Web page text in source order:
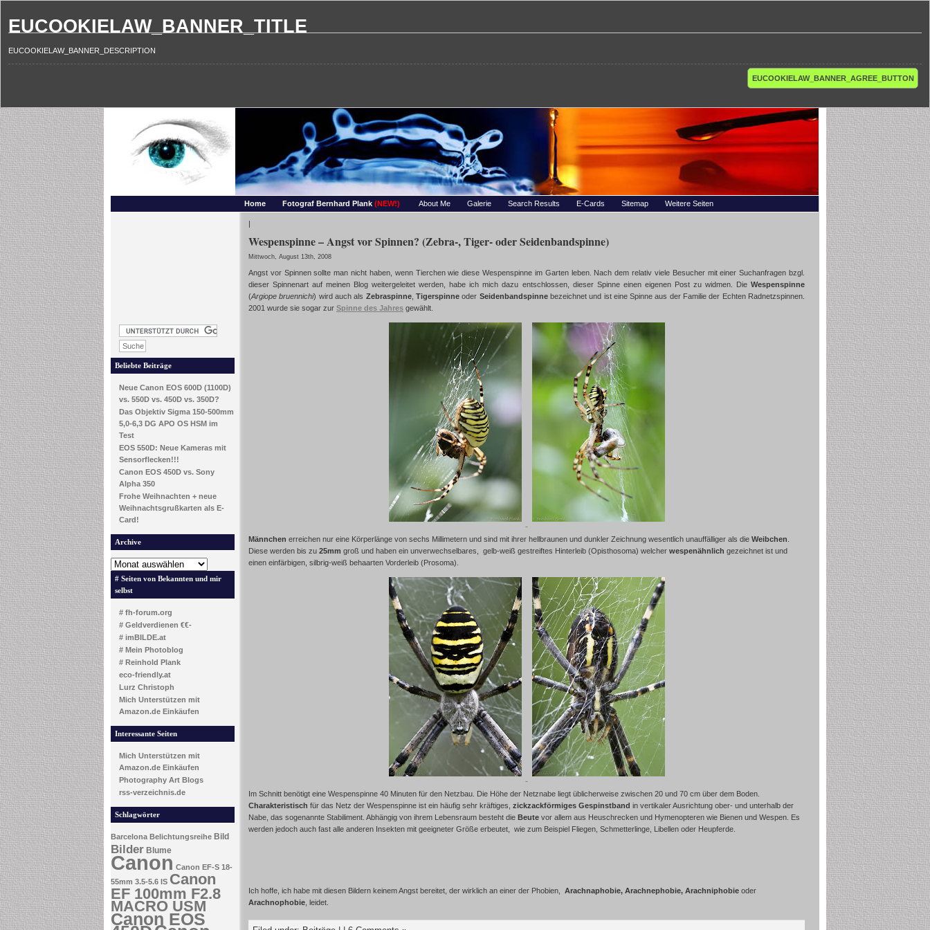
EUCOOKIELAW_BANNER_TITLE
EUCOOKIELAW_BANNER_DESCRIPTION
EUCOOKIELAW_BANNER_AGREE_BUTTON
Home Fotograf Bernhard Plank (NEW!) About Me Galerie Search Results E-Cards Sitemap Weitere Seiten
Beliebte Beiträge
Neue Canon EOS 600D (1100D)
vs. 550D vs. 450D vs. 350D?
Das Objektiv Sigma 150-500mm
5,0-6,3 DG APO OS HSM im
Test
EOS 550D: Neue Kameras mit
Sensorflecken!!!
Canon EOS 450D vs. Sony
Alpha 350
Frohe Weihnachten + neue
Weihnachtsgrußkarten als E-
Card!
Archive
# Seiten von Bekannten und mir
selbst
# fh-forum.org
# Geldverdienen €€-
# imBILDE.at
# Mein Photoblog
# Reinhold Plank
eco-friendly.at
Lurz Christoph
Mich Unterstützen mit
Amazon.de Einkäufen
Interessante Seiten
Mich Unterstützen mit
Amazon.de Einkäufen
Photography Art Blogs
rss-verzeichnis.de
Schlagwörter
Barcelona Belichtungsreihe Bild
Bilder Blume
Canon Canon EF-S 18-
55mm 3.5-5.6 IS Canon
EF 100mm F2.8
MACRO USM
Canon EOS
|
Wespenspinne – Angst vor Spinnen? (Zebra-, Tiger- oder Seidenbandspinne)
Mittwoch, August 13th, 2008
Angst vor Spinnen sollte man nicht haben, wenn Tierchen wie diese Wespenspinne im Garten leben. Nach dem relativ viele Besucher mit einer Suchanfragen bzgl.
dieser Spinnenart auf meinen Blog weitergeleitet werden, habe ich mich dazu entschlossen, dieser Spinne einen eigenen Post zu widmen. Die Wespenspinne
(Argiope bruennichi) wird auch als Zebraspinne, Tigerspinneoder Seidenbandspinnebezeichnet und ist eine Spinne aus der Familie der Echten Radnetzspinnen.
2001 wurde sie sogar zur Spinne des Jahres gewählt.
Männchen erreichen nur eine Körperlänge von sechs Millimetern und sind mit ihrer hellbraunen und dunkler Zeichnung wesentlich unauffälliger als die Weibchen
Diese werden bis zu 25mm groß und haben ein unverwechselbares, gelb-weiß gestreiftes Hinterleib (Opisthosoma) welcher wespenähnlich gezeichnet ist und
einen einfärbigen, silbrig-weiß behaarten Vorderleib (Prosoma)
Im Schnitt benötigt eine Wespenspinne 40 Minuten für den Netzbau. Die Höhe der Netznabe liegt üblicherweise zwischen 20 und 70 cm über dem Boden.
Charakteristisch für das Netz der Wespenspinne ist ein häufig sehr kräftiges, zickzackförmiges Gespinstband in vertikaler Ausrichtung ober- und unterhalb der
Nabe, das sogenannte Stabiliment. Abhängig von ihrem Lebensraum besteht die Beute vor allem aus Heuschrecken und Hymenopteren wie Bienen und Wespen. Es
werden jedoch auch fast alle anderen Insekten mit geeigneter Größe erbeutet, wie zum Beispiel Fliegen, Schmetterlinge, Libellen oder Heupferde.
Ich hoffe, ich habe mit diesen Bildern keinem Angst bereitet, der wirklich an einer der Phobien, Arachnaphobie, Arachnephobie, Arachniphobie oder
Arachnophobie , leidet.